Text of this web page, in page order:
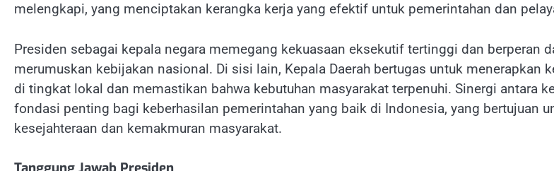
melengkapi, yang menciptakan kerangka kerja yang efektif untuk pemerintahan dan
Presiden sebagai kepala negara memegang kekuasaan eksekutif tertinggi dan berperan
merumuskan kebijakan nasional. Di sisi lain, Kepala Daerah bertugas untuk menerapkan
di tingkat lokal dan memastikan bahwa kebutuhan masyarakat terpenuhi. Sinergi antara
fondasi penting bagi keberhasilan pemerintahan yang baik di Indonesia, yang bertujuan
kesejahteraan dan kemakmuran masyarakat.